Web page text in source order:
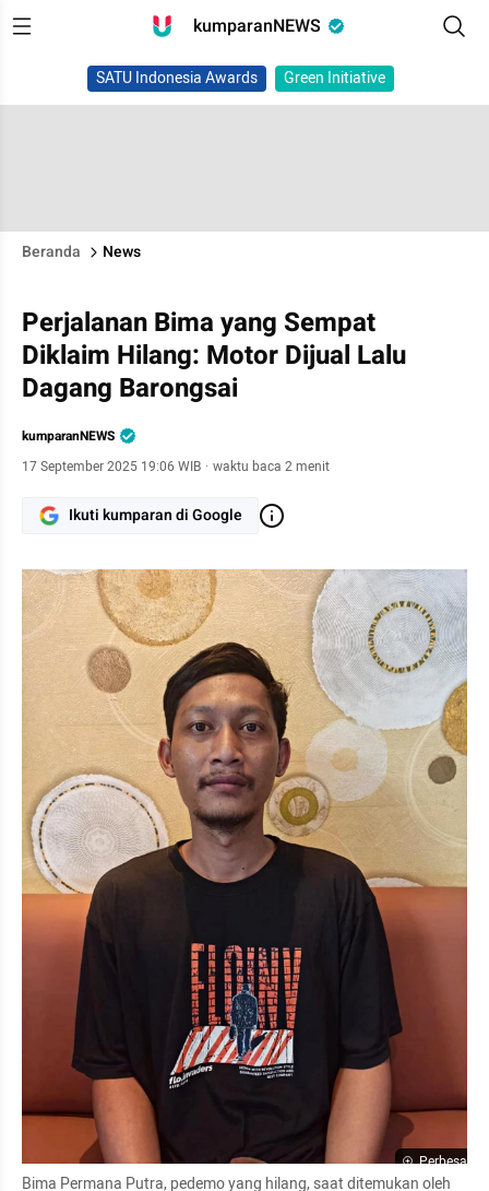
kumparanNEWS
SATU Indonesia Awards Green Initiative
Beranda News
Perjalanan Bima yang Sempat
Diklaim Hilang: Motor Dijual Lalu
Dagang Barongsai
kumparanNEWS
17 September 2025 19:06 WIB · waktu baca 2 menit
Ikuti kumparan di Google
Perbesar
Bima Permana Putra, pedemo yang hilang, saat ditemukan oleh